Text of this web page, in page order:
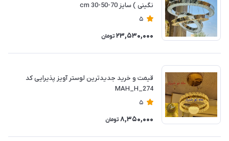
نگینی ) سایز 70-50-30 cm
5
23,530,000 تومان
قیمت و خرید جدیدترین لوستر آویز پذیرایی کد
MAH_H_274
5
8,350,000 تومان